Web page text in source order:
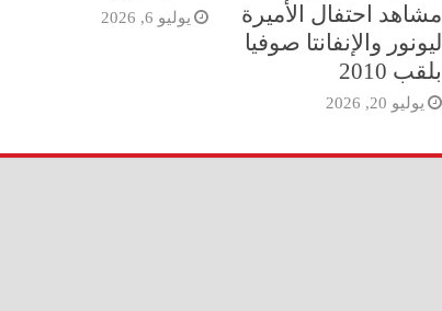
مشاهد احتفال الأميرة
ليونور والإنفانتا صوفيا
بلقب 2010
يوليو 20, 2026
يوليو 6, 2026